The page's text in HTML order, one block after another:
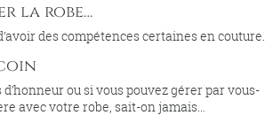
la robe…
des compétences certaines en couture.
ou si vous pouvez gérer par vous-
avec votre robe, sait-on jamais…